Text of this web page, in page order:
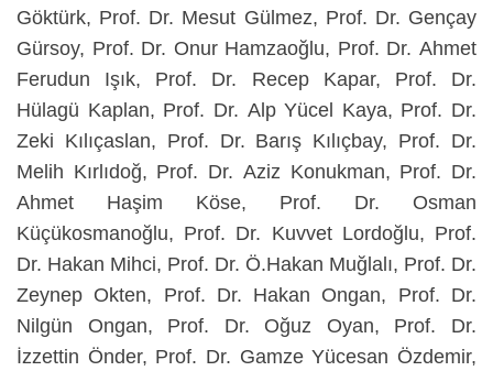
Göktürk, Prof. Dr. Mesut Gülmez, Prof. Dr. Gençay
Gürsoy, Prof. Dr. Onur Hamzaoğlu, Prof. Dr. Ahmet
Ferudun Işık, Prof. Dr. Recep Kapar, Prof. Dr.
Hülagü Kaplan, Prof. Dr. Alp Yücel Kaya, Prof. Dr.
Zeki Kılıçaslan, Prof. Dr. Barış Kılıçbay, Prof. Dr.
Melih Kırlıdoğ, Prof. Dr. Aziz Konukman, Prof. Dr.
Ahmet Haşim Köse, Prof. Dr. Osman
Küçükosmanoğlu, Prof. Dr. Kuvvet Lordoğlu, Prof.
Dr. Hakan Mihci, Prof. Dr. Ö.Hakan Muğlalı, Prof. Dr.
Zeynep Okten, Prof. Dr. Hakan Ongan, Prof. Dr.
Nilgün Ongan, Prof. Dr. Oğuz Oyan, Prof. Dr.
İzzettin Önder, Prof. Dr. Gamze Yücesan Özdemir,